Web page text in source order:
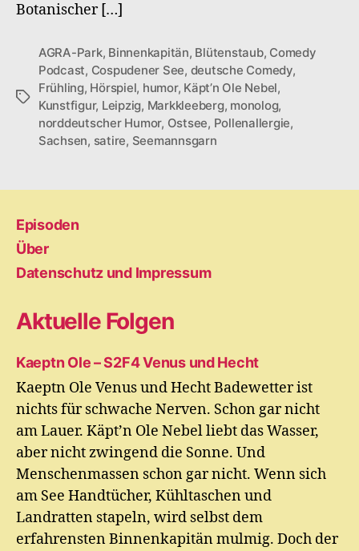
Botanischer […]
Schlagwörter
AGRA-Park, Binnenkapitän, Blütenstaub, Comedy
Podcast, Cospudener See, deutsche Comedy,
Frühling, Hörspiel, humor, Käpt’n Ole Nebel,
Kunstfigur, Leipzig, Markkleeberg, monolog,
norddeutscher Humor, Ostsee, Pollenallergie,
Sachsen, satire, Seemannsgarn
Episoden
Über
Datenschutz und Impressum
Aktuelle Folgen
Kaeptn Ole – S2F4 Venus und Hecht
Kaeptn Ole Venus und Hecht Badewetter ist
nichts für schwache Nerven. Schon gar nicht
am Lauer. Käpt’n Ole Nebel liebt das Wasser,
aber nicht zwingend die Sonne. Und
Menschenmassen schon gar nicht. Wenn sich
am See Handtücher, Kühltaschen und
Landratten stapeln, wird selbst dem
erfahrensten Binnenkapitän mulmig. Doch der